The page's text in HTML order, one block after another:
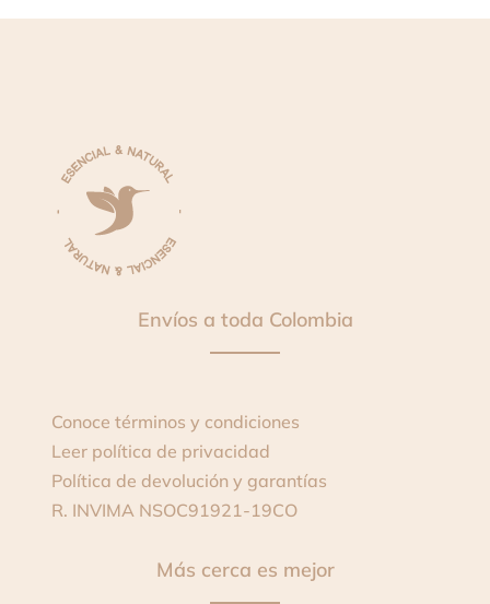
Envíos a toda Colombia
Conoce términos y condiciones
Leer política de privacidad
Política de devolución y garantías
R. INVIMA NSOC91921-19CO
Más cerca es mejor